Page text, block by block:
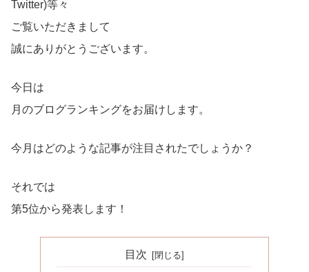
Twitter)等々
ご覧いただきまして
誠にありがとうございます。
今日は
月のブログランキングをお届けします。
今月はどのような記事が注目されたでしょうか？
それでは
第5位から発表します！
目次